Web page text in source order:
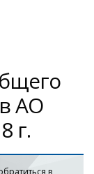
АО
г.
в